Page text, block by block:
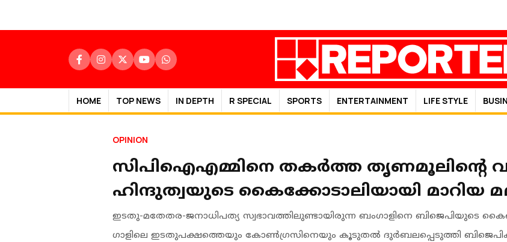
HOME TOP NEWS IN DEPTH R SPECIAL SPORTS ENTERTAINMENT LIFE STYLE
OPINION
സിപിഐഎമ്മിനെ ത‍കർത്ത തൃണമൂലിൻ്റെ
ഹിന്ദുത്വയുടെ കൈക്കോടാലിയായി മാറിയ
ഇടതു-മതേതര-ജനാധിപത്യ സ്വഭാവത്തിലുണ്ടായിരുന്ന ബം​ഗാളിനെ ബിജെപിയുടെ
ഗാളിലെ ഇടതുപക്ഷത്തെയും കോൺ​ഗ്രസിനെയും കൂടുതൽ ദു‍ർബലപ്പെടുത്തി